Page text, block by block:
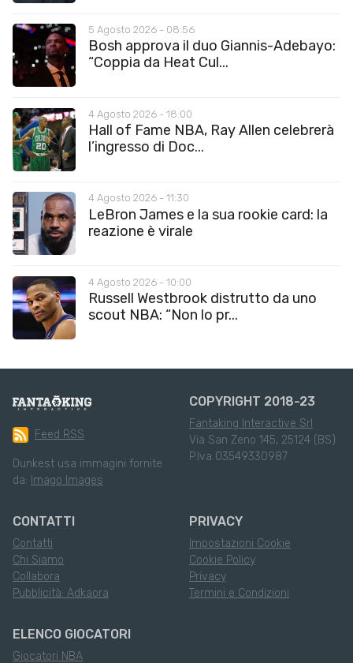
5 Agosto 2026 - 08:56
Bosh approva il duo Giannis-Adebayo:
“Coppia da Heat Cul...
4 Agosto 2026 - 18:00
Hall of Fame NBA, Ray Allen celebrerà
l’ingresso di Doc...
4 Agosto 2026 - 11:30
LeBron James e la sua rookie card: la
reazione è virale
4 Agosto 2026 - 10:00
Russell Westbrook distrutto da uno
scout NBA: “Non lo pr...
Feed RSS
Dunkest usa immagini fornite
da: Imago Images
COPYRIGHT 2018-23
Fantaking Interactive Srl
Via San Zeno 145, 25124 (BS)
P.Iva 03549330987
CONTATTI
Contatti
Chi Siamo
Collabora
Pubblicità: Adkaora
PRIVACY
Impostazioni Cookie
Cookie Policy
Privacy
Termini e Condizioni
ELENCO GIOCATORI
Giocatori NBA